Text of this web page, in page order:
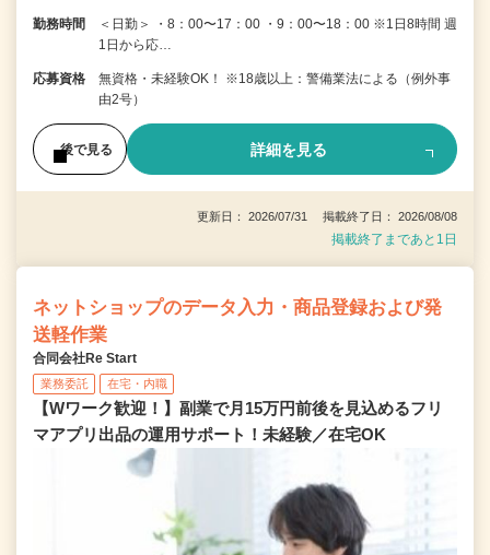
勤務時間
＜日勤＞ ・8：00〜17：00 ・9：00〜18：00 ※1日8時間 週
1日から応…
応募資格
無資格・未経験OK！ ※18歳以上：警備業法による（例外事
由2号）
後で見る 詳細を見る
更新日： 2026/07/31 掲載終了日： 2026/08/08
掲載終了まであと1日
ネットショップのデータ入力・商品登録および発
送軽作業
合同会社Re Start
業務委託 在宅・内職
【Wワーク歓迎！】副業で月15万円前後を見込めるフリ
マアプリ出品の運用サポート！未経験／在宅OK